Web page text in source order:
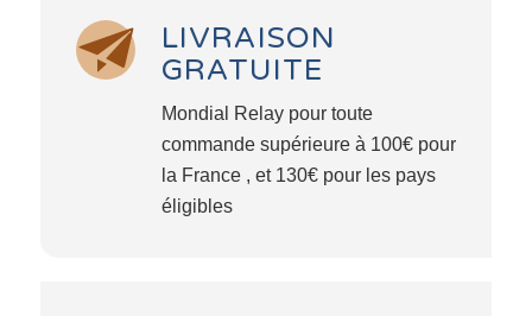
LIVRAISON
GRATUITE
Mondial Relay pour toute
commande supérieure à 100€ pour
la France , et 130€ pour les pays
éligibles